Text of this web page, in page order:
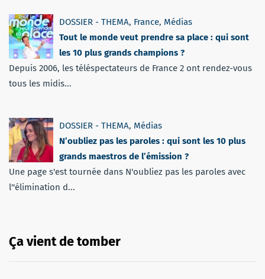
DOSSIER - THEMA, France, Médias
Tout le monde veut prendre sa place : qui sont
les 10 plus grands champions ?
Depuis 2006, les téléspectateurs de France 2 ont rendez-vous
tous les midis...
DOSSIER - THEMA, Médias
N’oubliez pas les paroles : qui sont les 10 plus
grands maestros de l’émission ?
Une page s'est tournée dans N'oubliez pas les paroles avec
l''élimination d...
Ça vient de tomber